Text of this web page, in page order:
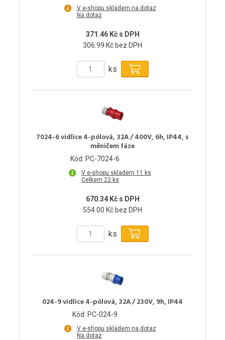
V e-shopu skladem na dotaz
Na dotaz
371.46 Kč s DPH
306.99 Kč bez DPH
ks
7024-6 vidlice 4-pólová, 32A / 400V, 6h, IP44, s
měničem fáze
Kód: PC-7024-6
V e-shopu skladem 11 ks
Celkem 22 ks
670.34 Kč s DPH
554.00 Kč bez DPH
ks
024-9 vidlice 4-pólová, 32A / 230V, 9h, IP44
Kód: PC-024-9
V e-shopu skladem na dotaz
Na dotaz